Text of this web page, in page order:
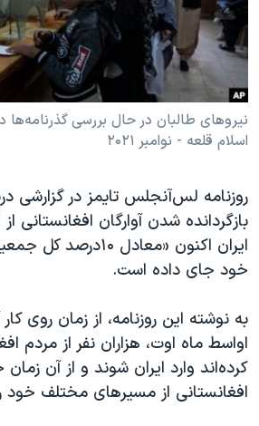
فرهنگ و زندگی
حقوق شهروندی
اقتصادی
علم و فناوری
اسرائیل در جنگ
آرشیو پخش زنده
مستندها
انتخابات ریاست جمهوری آمریکا ۲۰۲۴
حمله جمهوری اسلامی به اسرائیل
رمز مهسا
ورزش زنان در ایران
مجموعه مستندهای دادخواهی
تریبونال مردمی آبان ۹۸
دادگاه حمید نوری
چهل سال گروگان‌گیری
قانون شفافیت دارائی کادر رهبری ایران
اعتراضات مردمی آبان ۹۸
دنبال کنید
زبانهای مختلف
نیروهای طالبان در حال بررسی گذرنامه‌ها در
اسلام قلعه - نوامبر ۲۰۲۱
روزنامه لس‌آنجلس تایمز در گزارشی
بازگردانده شدن آوارگان افغانستانی
ایران اکنون «معادل
خود جای داده است.
به نوشته این روزنامه، از زمان روی
اواسط ماه اوت، هزاران نفر از مردم
افغانستانی از مسیرهای مختلف خود